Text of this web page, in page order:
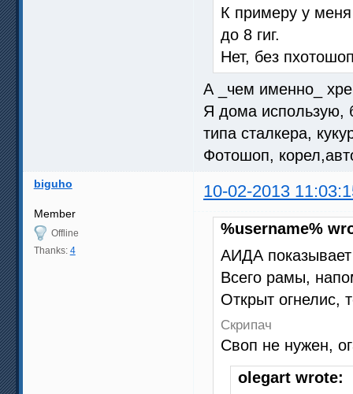
К примеру у
до 8 гиг.
Нет, без
А _чем именно_
Я дома использую,
типа сталкера,
Фотошоп,
biguho 10-02-2013
Member
Offline
Thanks: 4
%username%
АИДА показывает
Всего рамы,
Открыт огнелис,
Скрипач
Своп не нужен,
olegart wrote: